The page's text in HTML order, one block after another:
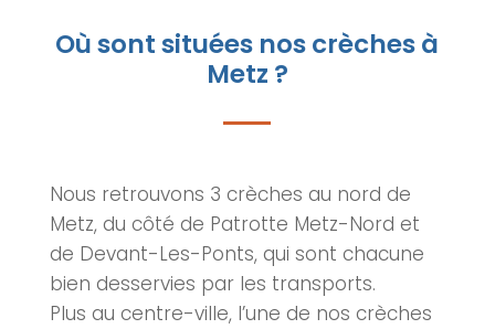
Où sont situées nos crèches à
Metz ?
Nous retrouvons 3 crèches au nord de
Metz, du côté de Patrotte Metz-Nord et
de Devant-Les-Ponts, qui sont chacune
bien desservies par les transports.
Plus au centre-ville, l’une de nos crèches